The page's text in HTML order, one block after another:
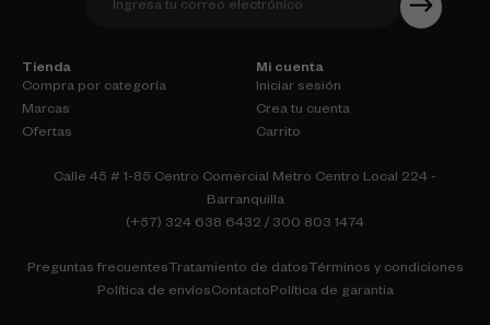
Tienda
Compra por categoría
Marcas
Ofertas
Mi cuenta
Iniciar sesión
Crea tu cuenta
Carrito
Calle 45 # 1-85 Centro Comercial Metro Centro Local 224 -
Barranquilla
(+57) 324 638 6432 / 300 803 1474
Preguntas frecuentesTratamiento de datosTérminos y condiciones
Política de envíosContactoPolítica de garantia